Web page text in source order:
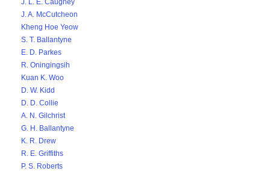
J. L. E. Caughey
J. A. McCutcheon
Kheng Hoe Yeow
S. T. Ballantyne
E. D. Parkes
R. Oningingsih
Kuan K. Woo
D. W. Kidd
D. D. Collie
A. N. Gilchrist
G. H. Ballantyne
K. R. Drew
R. E. Griffiths
P. S. Roberts